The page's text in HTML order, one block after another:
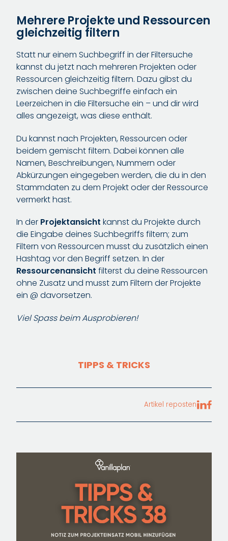
Mehrere Projekte und Ressourcen
gleichzeitig filtern
Statt nur einem Suchbegriff in der Filtersuche
kannst du jetzt nach mehreren Projekten oder
Ressourcen gleichzeitig filtern. Dazu gibst du
zwischen deine Suchbegriffe einfach ein
Leerzeichen in die Filtersuche ein – und dir wird
alles angezeigt, was diese enthält.
Du kannst nach Projekten, Ressourcen oder
beidem gemischt filtern. Dabei können alle
Namen, Beschreibungen, Nummern oder
Abkürzungen eingegeben werden, die du in den
Stammdaten zu dem Projekt oder der Ressource
vermerkt hast.
In der Projektansicht kannst du Projekte durch
die Eingabe deines Suchbegriffs filtern; zum
Filtern von Ressourcen musst du zusätzlich einen
Hashtag vor den Begriff setzen. In der
Ressourcenansicht filterst du deine Ressourcen
ohne Zusatz und musst zum Filtern der Projekte
ein @ davorsetzen.
Viel Spass beim Ausprobieren!
TIPPS & TRICKS
Artikel reposten